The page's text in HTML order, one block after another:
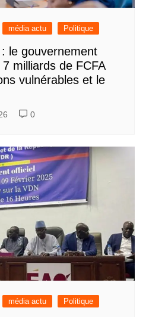
média actu Politique
le gouvernement
milliards de FCFA
vulnérables et le
0
média actu Politique